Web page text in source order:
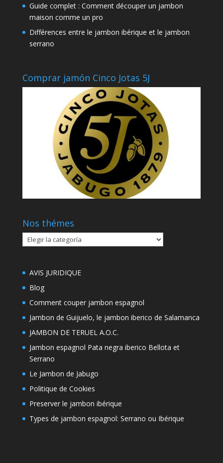
Guide complet : Comment découper un jambon
maison comme un pro
Différences entre le jambon ibérique et le jambon
serrano
Comprar jamón Cinco Jotas 5J
Nos thémes
Nos
thémes
AVIS JURIDIQUE
Blog
Comment couper jambon espagnol
Jambon de Guijuelo, le jambon iberico de Salamanca
JAMBON DE TERUEL A.O.C.
Jambon espagnol Pata negra iberico Bellota et
Serrano
Le Jambon de Jabugo
Politique de Cookies
Preserver le jambon ibérique
Types de jambon espagnol: Serrano ou Ibérique